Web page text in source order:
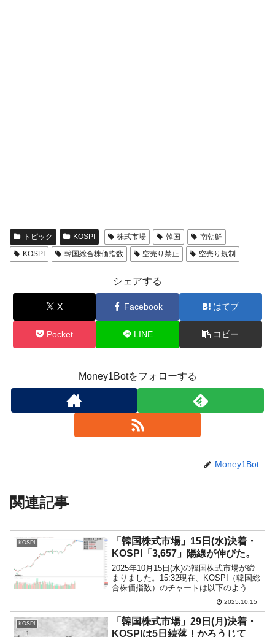
トピック KOSPI 株式市場 韓国
南朝鮮
KOSPI
韓国総合株価指数 空売り禁止 空売り規制
シェアする
X Facebook はてブ
Pocket LINE コピー
Money1Botをフォローする
Money1Bot
関連記事
KOSPI
「韓国株式市場」15日(水)決着・
KOSPI「3,657」陽線が伸びた。
2025年10月15日(水)の韓国株式市場が締
まりました。15:32現在、KOSPI（韓国総
合株価指数）のチャートは以下のように
『Investing.com』より引用）。陽線が伸
びました。KOSPIは「3,657」ま...
2025.10.15
KOSPI
「韓国株式市場」29日(月)決着・
KOSPIは5日続落！かろうじて